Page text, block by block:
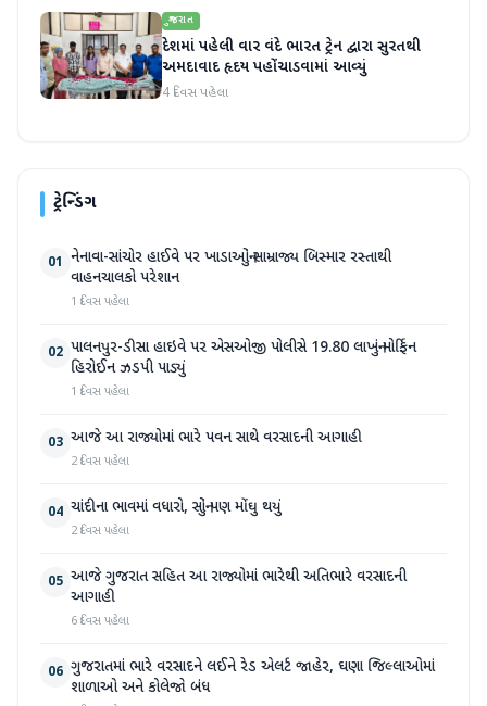
ગુજરાત
દેશમાં પહેલી વાર વંદે ભારત ટ્રેન દ્વારા સુરતથી
અમદાવાદ હૃદય પહોંચાડવામાં આવ્યું
4 દિવસ પહેલા
ટ્રેન્ડિંગ
01 નેનાવા-સાંચોર હાઈવે પર ખાડાઓનું સામ્રાજ્ય બિસ્માર રસ્તાથી
વાહનચાલકો પરેશાન
1 દિવસ પહેલા
02 પાલનપુર-ડીસા હાઇવે પર એસઓજી પોલીસે 19.80 લાખનું મોર્ફિન
હિરોઈન ઝડપી પાડ્યું
1 દિવસ પહેલા
03 આજે આ રાજ્યોમાં ભારે પવન સાથે વરસાદની આગાહી
2 દિવસ પહેલા
04 ચાંદીના ભાવમાં વધારો, સોનું પણ મોંઘુ થયું
2 દિવસ પહેલા
05 આજે ગુજરાત સહિત આ રાજ્યોમાં ભારેથી અતિભારે વરસાદની
આગાહી
6 દિવસ પહેલા
06 ગુજરાતમાં ભારે વરસાદને લઈને રેડ એલર્ટ જાહેર, ઘણા જિલ્લાઓમાં
શાળાઓ અને કોલેજો બંધ